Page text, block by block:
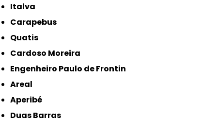
Italva
Carapebus
Quatis
Cardoso Moreira
Engenheiro Paulo de Frontin
Areal
Aperibé
Duas Barras